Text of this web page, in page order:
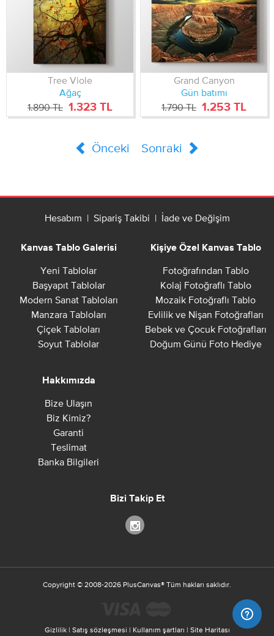
Tree Viole
Ağaç
1.890 TL 1.323 TL
Grand Canyon
Gün batımı
1.790 TL 1.253 TL
Önceki Sonraki
Hesabım | Sipariş Takibi | İade ve Değişim
Kanvas Tablo Galerisi
Yeni Tablolar
Başyapıt Tablolar
Modern Sanat Tabloları
Manzara Tabloları
Çiçek Tabloları
Soyut Tablolar
Kişiye Özel Kanvas Tablo
Fotoğrafından Tablo
Kolaj Fotoğraflı Tablo
Mozaik Fotoğraflı Tablo
Evlilik ve Nişan Fotoğrafları
Bebek ve Çocuk Fotoğrafları
Doğum Günü Foto Hediye
Hakkımızda
Bize Ulaşın
Biz Kimiz?
Garanti
Teslimat
Banka Bilgileri
Bizi Takip Et
Copyright © 2008-2026 PlusCanvas® Tüm hakları saklıdır.
Gizlilik| Satış sözleşmesi | Kullanım şartları | Site Haritası